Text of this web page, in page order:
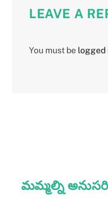
LEAVE A
You must be logged
మమ్మల్ని